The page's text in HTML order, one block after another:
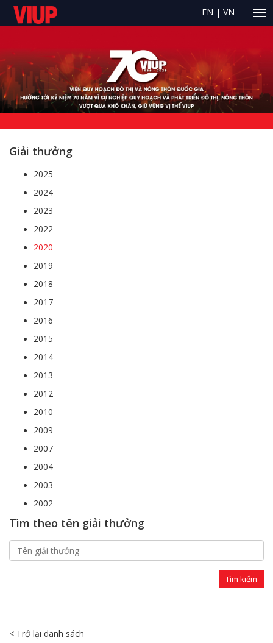
EN | VN
Giải thưởng
2025
2024
2023
2022
2020
2019
2018
2017
2016
2015
2014
2013
2012
2010
2009
2007
2004
2003
2002
Tìm theo tên giải thưởng
< Trở lại danh sách